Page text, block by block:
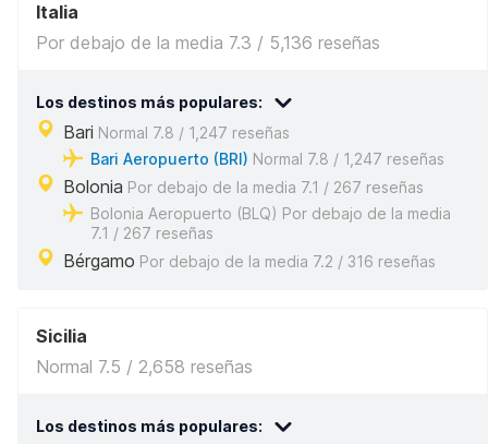
Italia
Por debajo de la media 7.3 / 5,136 reseñas
Los destinos más populares:
Bari Normal 7.8 / 1,247 reseñas
Bari Aeropuerto (BRI) Normal 7.8 / 1,247 reseñas
Bolonia Por debajo de la media 7.1 / 267 reseñas
Bolonia Aeropuerto (BLQ) Por debajo de la media
7.1 / 267 reseñas
Bérgamo Por debajo de la media 7.2 / 316 reseñas
Sicilia
Normal 7.5 / 2,658 reseñas
Los destinos más populares: